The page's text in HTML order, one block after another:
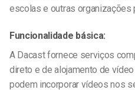
escolas e outras
Funcionalidade básica:
A Dacast fornece serviços
direto e de alojamento de
podem incorporar vídeos nos